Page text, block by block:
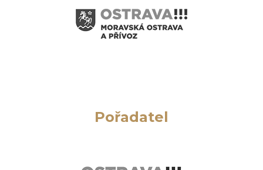
Pořadatel